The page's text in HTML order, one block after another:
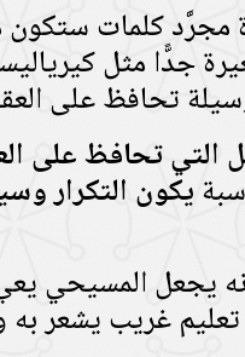
مجرَّد كلمات
بها أكثر من ١٠٠ لحن، منها ألحان
تحافظ على
التي تحافظ على
يكون التكرار
يجعل المسيحي
تعليم غريب يشعر